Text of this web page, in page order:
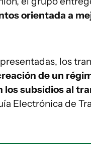
orientada a
los
de un
los subsidios al
Electrónica de